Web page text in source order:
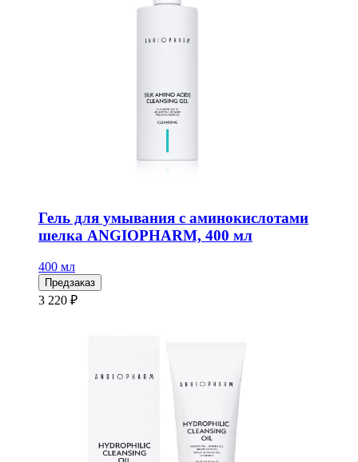
Гель для умывания с аминокислотами
шелка ANGIOPHARM, 400 мл
400 мл
Предзаказ
3 220 ₽